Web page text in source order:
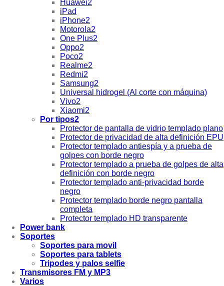
Huawei2
iPad
iPhone2
Motorola2
One Plus2
Oppo2
Poco2
Realme2
Redmi2
Samsung2
Universal hidrogel (Al corte con máquina)
Vivo2
Xiaomi2
Por tipos2
Protector de pantalla de vidrio templado plano
Protector de privacidad de alta definición EPU
Protector templado antiespía y a prueba de
golpes con borde negro
Protector templado a prueba de golpes de alta
definición con borde negro
Protector templado anti-privacidad borde
negro
Protector templado borde negro pantalla
completa
Protector templado HD transparente
Power bank
Soportes
Soportes para movil
Soportes para tablets
Tripodes y palos selfie
Transmisores FM y MP3
Varios